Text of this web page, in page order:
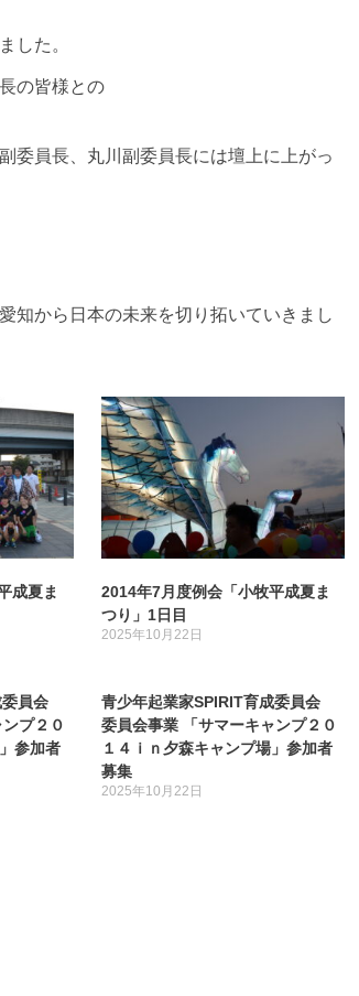
した。
の皆様との
委員長、丸川副委員長には壇上に上がっ
知から日本の未来を切り拓いていきまし
成夏ま
2014年7月度例会「小牧平成夏ま
つり」1日目
2025年10月22日
委員会
プ２０
参加者
青少年起業家SPIRIT育成委員会
委員会事業 「サマーキャンプ２０
１４ｉｎ夕森キャンプ場」参加者
募集
2025年10月22日